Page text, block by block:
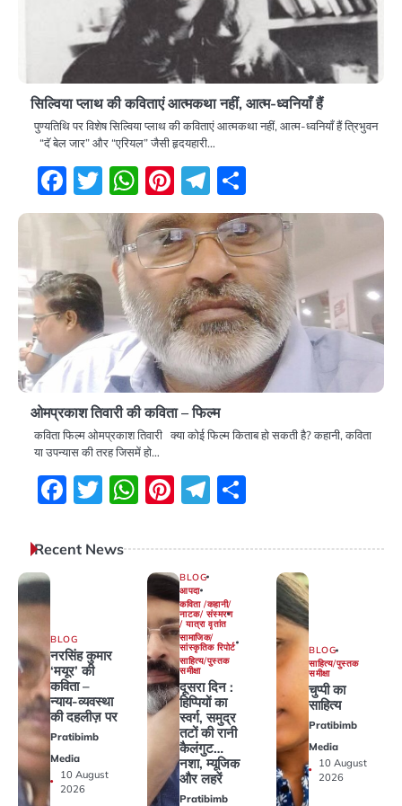
सिल्विया प्लाथ की कविताएं आत्मकथा नहीं, आत्म-ध्वनियाँ हैं
पुण्यतिथि पर विशेष सिल्विया प्लाथ की कविताएं आत्मकथा नहीं, आत्म-ध्वनियाँ हैं त्रिभुवन
“दॅ बेल जार” और “एरियल” जैसी हृदयहारी…
Facebook
Twitter
WhatsApp
Pinterest
Telegram
ओमप्रकाश तिवारी की कविता – फिल्म
कविता फिल्म ओमप्रकाश तिवारी क्या कोई फिल्म किताब हो सकती है? कहानी, कविता
या उपन्यास की तरह जिसमें हो…
Facebook
Twitter
WhatsApp
Pinterest
Telegram
Recent News
BLOG
नरसिंह कुमार
‘मयूर’ की
कविता –
न्याय-व्यवस्था
की दहलीज़ पर
Pratibimb
Media
10 August
2026
BLOG
आपदा
कविता /कहानी/
नाटक/ संस्मरण
/ यात्रा वृतांत
सामाजिक/
सांस्कृतिक रिपोर्ट
साहित्य/पुस्तक
समीक्षा
दूसरा दिन :
हिप्पियों का
स्वर्ग, समुद्र
तटों की रानी
कैलंगुट…
नशा, म्यूजिक
और लहरें
Pratibimb
BLOG
साहित्य/पुस्तक
समीक्षा
चुप्पी का
साहित्य
Pratibimb
Media
10 August
2026